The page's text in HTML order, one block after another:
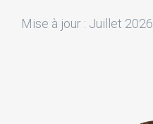
Mise à jour : Juillet 2026